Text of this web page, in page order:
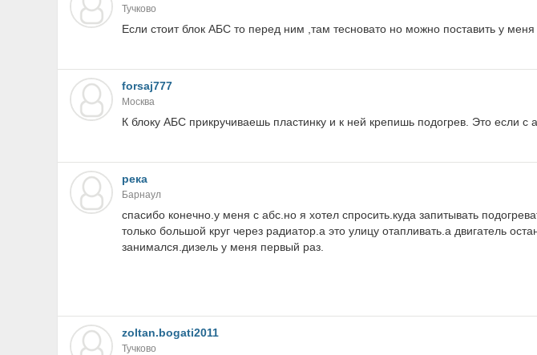
Тучково
Если стоит блок АБС то перед ним ,там тесновато но можно поставить у меня
forsaj777
Москва
К блоку АБС прикручиваешь пластинку и к ней крепишь подогрев. Это если с
река
Барнаул
спасибо конечно.у меня с абс.но я хотел спросить.куда запитывать
только большой круг через радиатор.а это улицу отапливать.а двигатель
занимался.дизель у меня первый раз.
zoltan.bogati2011
Тучково